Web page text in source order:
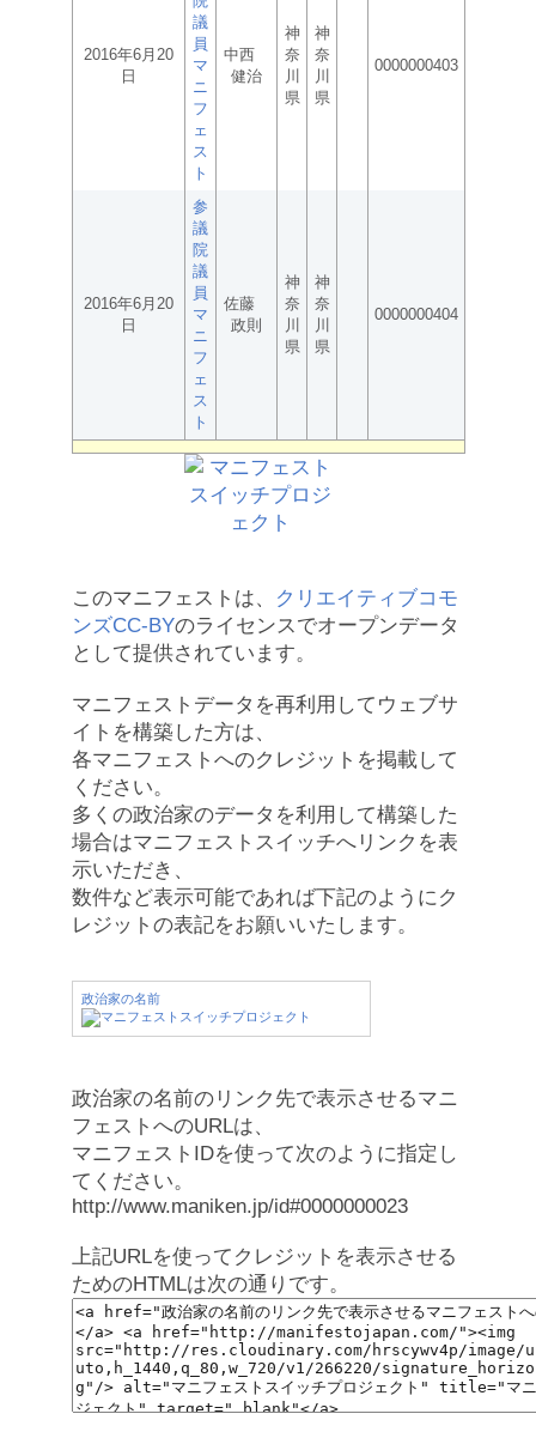
2016年6月20
日
議
員
マ
ニ
フ
ェ
ス
ト
中西
健治
神
奈
川
県
神
奈
川
県
0000000403
2016年6月20
日
参
議
院
議
員
マ
ニ
フ
ェ
ス
ト
佐藤
政則
神
奈
川
県
神
奈
川
県
0000000404
このマニフェストは、
クリエイティブコモ
ンズCC-BYのライセンスでオープンデータ
として提供されています。
マニフェストデータを再利用してウェブサ
イトを構築した方は、
各マニフェストへのクレジットを掲載して
ください。
多くの政治家のデータを利用して構築した
場合はマニフェストスイッチへリンクを表
示いただき、
数件など表示可能であれば下記のようにク
レジットの表記をお願いいたします。
政治家の名前
政治家の名前のリンク先で表示させるマニ
フェストへのURLは、
マニフェストIDを使って次のように指定し
てください。
http://www.maniken.jp/id#0000000023
上記URLを使ってクレジットを表示させる
ためのHTMLは次の通りです。